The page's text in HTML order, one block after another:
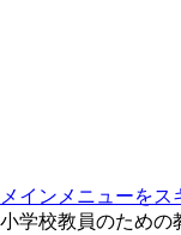
メインメニューを
小学校教員のための